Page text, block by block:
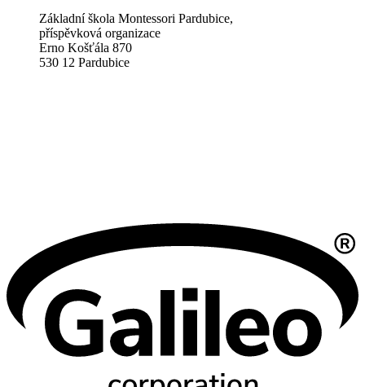
Základní škola Montessori Pardubice,
příspěvková organizace
Erno Košťála 870
530 12 Pardubice